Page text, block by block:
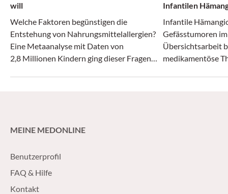
will
Welche Faktoren begünstigen die
Entstehung von Nahrungsmittelallergien?
Eine Metaanalyse mit Daten von
2,8 Millionen Kindern ging dieser Fragen
Infantilen
Infantile
Gefässtumoren
Übersichtsarbeit
medikamentöse
MEINE MEDONLINE
Benutzerprofil
FAQ & Hilfe
Kontakt